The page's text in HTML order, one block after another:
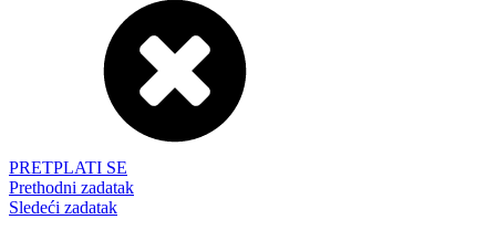
PRETPLATI SE
Prethodni zadatak
Sledeći zadatak